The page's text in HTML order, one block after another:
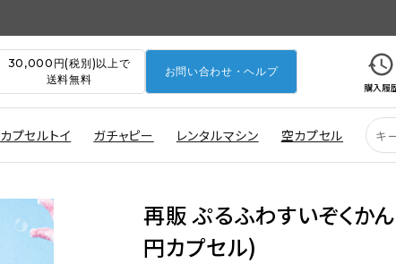
30,000円(税別)以上で
送料無料
お問い合わせ・ヘルプ
購入履
カプセルトイ ガチャピー レンタルマシン 空カプセル
再販 ぷるふわすいぞくか
円カプセル)